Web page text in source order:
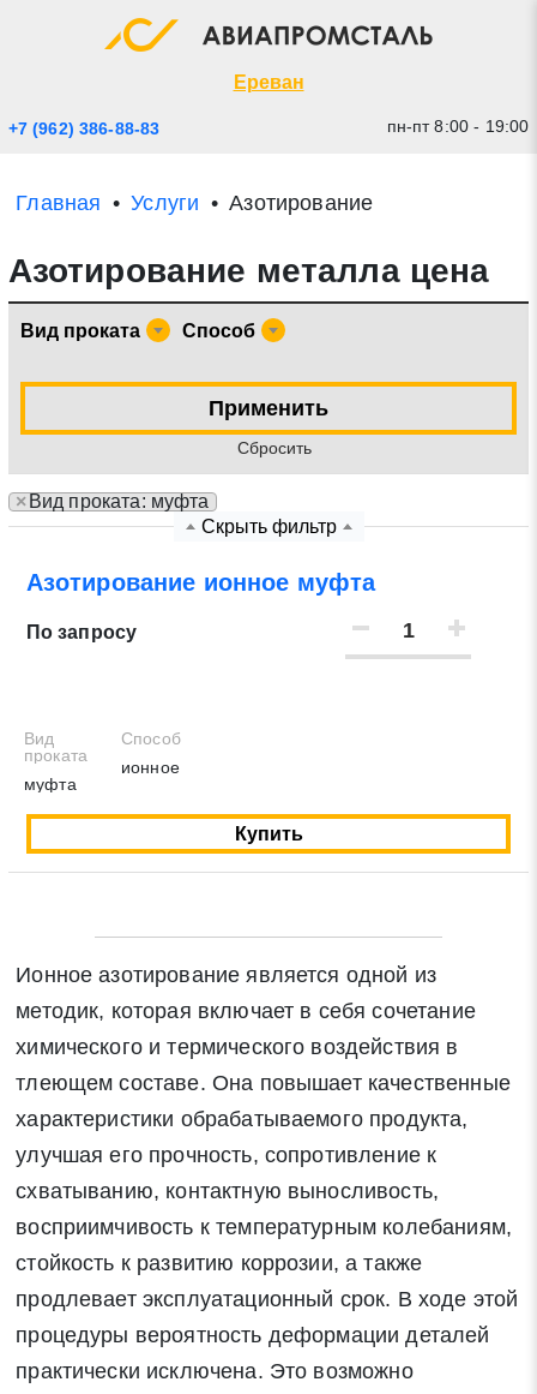
Ереван
+7 (962) 386-88-83 пн-пт 8:00 - 19:00
Главная Услуги Азотирование
Азотирование металла цена
Вид проката Способ
Применить
Cбросить
× Вид проката: муфта
Скрыть фильтр
Азотирование ионное муфта
По запросу
Вид
проката
муфта
Способ
ионное
Купить
Ионное азотирование является одной из
методик, которая включает в себя сочетание
химического и термического воздействия в
тлеющем составе. Она повышает качественные
характеристики обрабатываемого продукта,
улучшая его прочность, сопротивление к
схватыванию, контактную выносливость,
восприимчивость к температурным колебаниям,
стойкость к развитию коррозии, а также
продлевает эксплуатационный срок. В ходе этой
процедуры вероятность деформации деталей
практически исключена. Это возможно
Экспресс заявка
* - обязательные поля для заполнения
Прикрепить файл (до 20 mb)
Отправить заявку
Нажимая на кнопку «Отправить заявку» Вы даете
согласие на обработку своих персональных данных в
соответствии со статьей 9 Федерального закона от 27
средством e-mail или СМС